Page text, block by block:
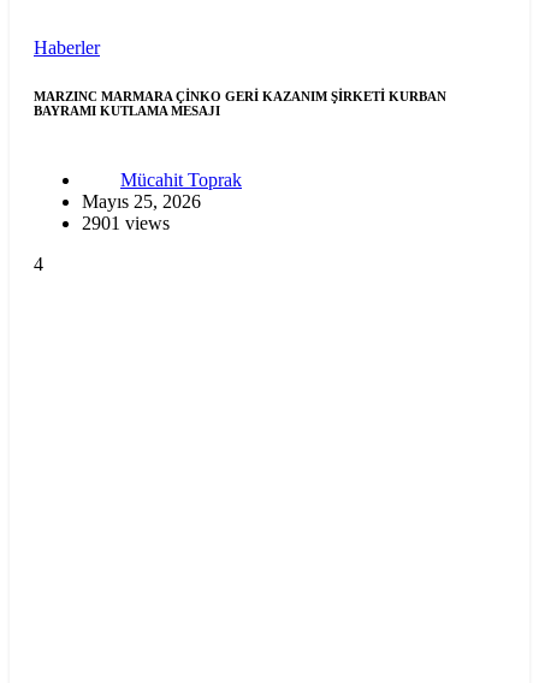
Haberler
MARZINC MARMARA ÇİNKO GERİ KAZANIM ŞİRKETİ KURBAN
BAYRAMI KUTLAMA MESAJI
Mücahit Toprak
Mayıs 25, 2026
2901 views
4